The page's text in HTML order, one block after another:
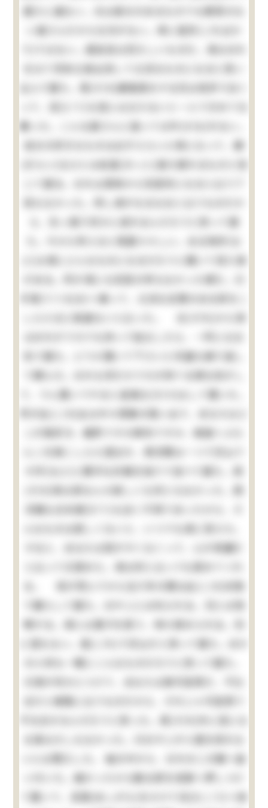
居たに違ない。元は身分のあるものでも教育のな
い婆さんだから仕方がない。単に是許(こればか
り)ではない。贔負目は恐ろしいものだ。清はおれ
を以て将来立身出世して立派なものになると思い
込んで居た。其(その)癖勉強をする兄は色許り白く
って、迚(とて)も役には立たないと一人できめて仕
舞った。こんな婆さんに逢っては叶(かな)わない。
自分の好きなものは必ずえらい人物になって、嫌
(きらい)なひとは屹度(きっと)落ち振れるものと信
じて居る。おれは其時から別段何になると云う了
ら、矢っ張り何かに成れるんだろうと思って居
た。今から考えると馬鹿々々しい。ある時抔(な
ど)は清にどんなものになるだろうと聞いて見た事
がある。所が清にも別段の考もなかった様だ。只
手車(てぐるま)へ乗って、立派な玄関のある家をこ
しらえるに相違ないと云った。 夫(それ)から清
はおれがうちでも持って独立したら、一所になる
気で居た。どうか置いて下さいと何遍も繰り返し
て頼んだ。おれも何だかうちが持てる様な気がし
て、うん置いてやると返事丈(だけ)はして置いた。
所が此(この)女は中々想像の強い女で、あなたはど
こが御好き、麹町ですか麻布ですか、御庭へぶら
んこを御こしらえ遊ばせ、西洋間は一つで沢山で
す抔(など)と勝手な計画を独りで並べて居た。其
(その)時は家なんか欲しくも何ともなかった、西
洋館も日本建(だて)も全く不用であったから、そ
んなものは欲しくないと、いつでも清に答えた。
すると、あなたは慾がすくなくって、心が奇麗だ
と云って又賞めた。清は何と云っても賞めてくれ
る。 母が死んでから五六年の間は此(この)状態
で暮らして居た。おやじには叱られる。兄とは喧
嘩する。清には菓子を貰う、時々賞められる。別
に望もない。是(これ)で沢山だと思って居た。ほか
の小供も一概にこんなものだろうと思って居た。
只清が何かにつけて、あなたは御可哀想だ、不仕
合だと無暗に云うものだから、それじゃ可哀想で
る事は少しもなかった。只おやじが小遣を呉れな
いには閉口した。 袖の中から、おれの二の腕へ食
い付いた。痛かったから勘太郎を垣根へ押しつけ
て置いて、足搦(あしがら)をかけて向(むこう)へ倒